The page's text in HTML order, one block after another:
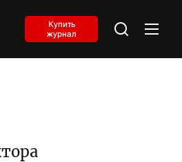
Купить
журнал